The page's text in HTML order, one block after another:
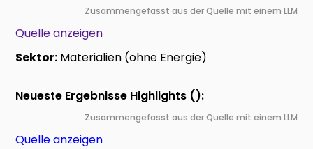
Zusammengefasst aus der Quelle mit einem LLM
Quelle anzeigen
Sektor: Materialien (ohne Energie)
Neueste Ergebnisse Highlights ():
Zusammengefasst aus der Quelle mit einem LLM
Quelle anzeigen